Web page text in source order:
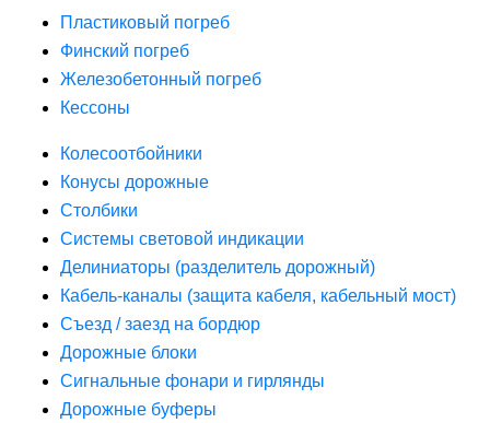
Пластиковый погреб
Финский погреб
Железобетонный погреб
Кессоны
Колесоотбойники
Конусы дорожные
Столбики
Системы световой индикации
Делиниаторы (разделитель дорожный)
Кабель-каналы (защита кабеля, кабельный мост)
Съезд / заезд на бордюр
Дорожные блоки
Сигнальные фонари и гирлянды
Дорожные буферы